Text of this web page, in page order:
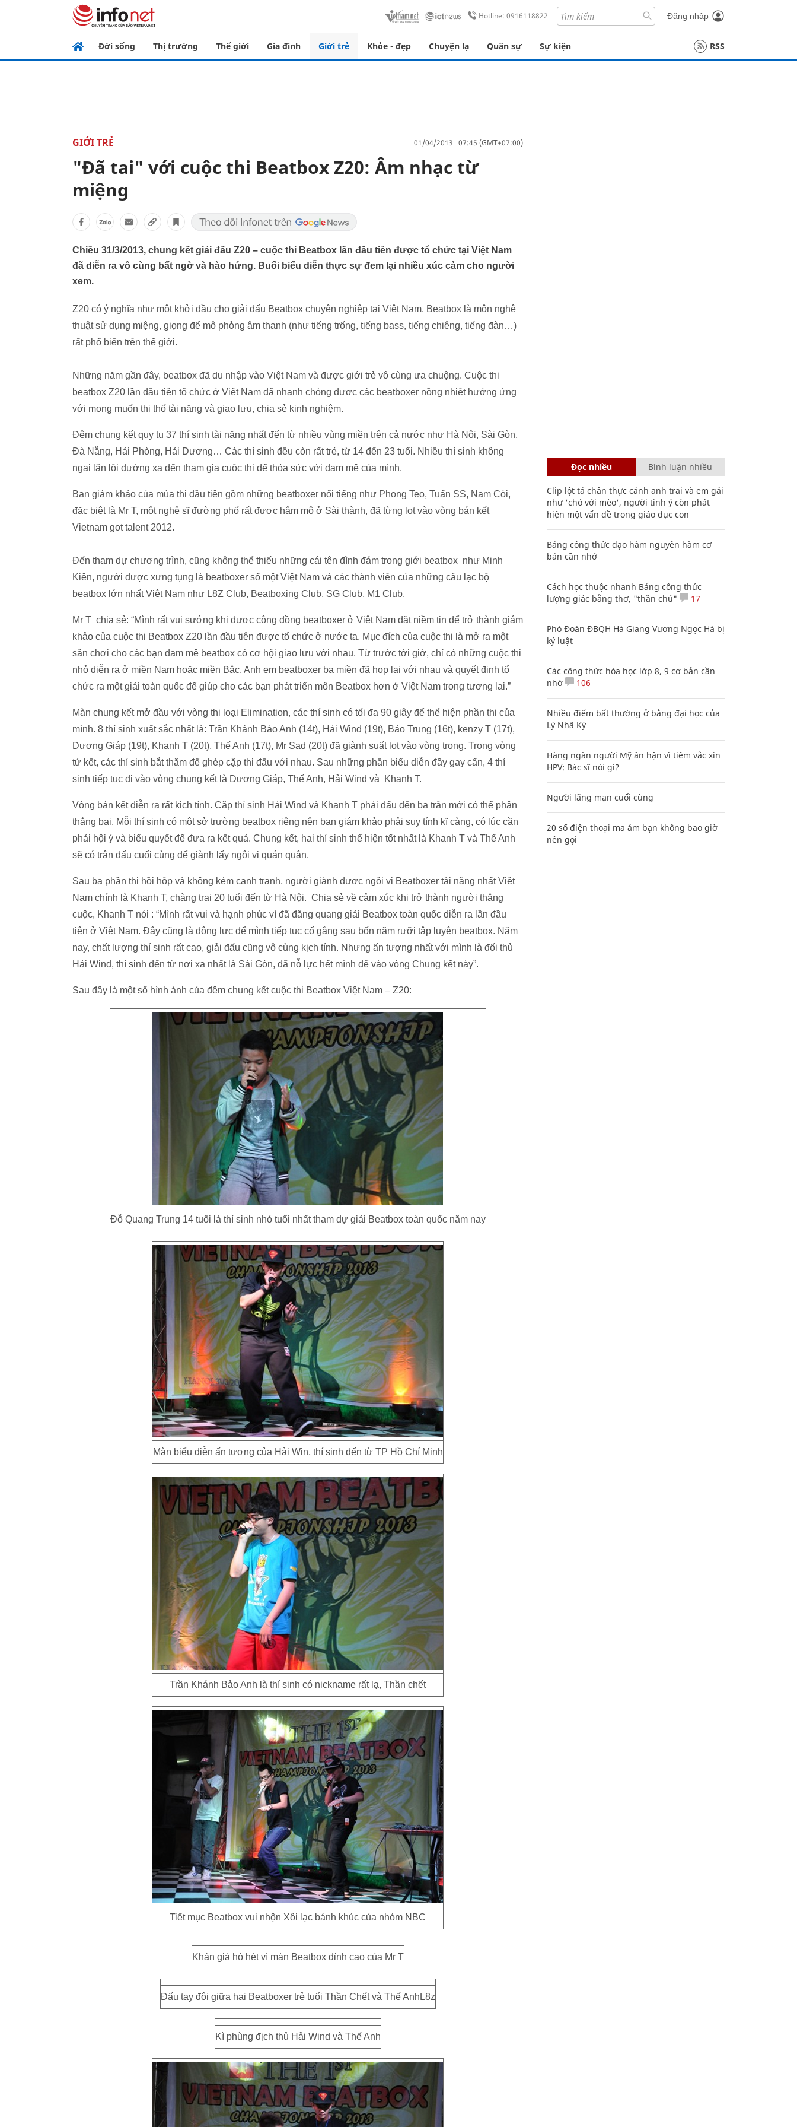
Hotline: 0916118822 Đăng nhập
Đời sống Thị trường Thế giới Gia đình Giới trẻ Khỏe - đẹp Chuyện lạ Quân sự Sự kiện RSS
GIỚI TRẺ 01/04/2013 07:45 (GMT+07:00)
"Đã tai" với cuộc thi Beatbox Z20: Âm nhạc từ
miệng
Chiều 31/3/2013, chung kết giải đấu Z20 – cuộc thi Beatbox lần đầu tiên được tổ chức tại Việt Nam
đã diễn ra vô cùng bất ngờ và hào hứng. Buổi biểu diễn thực sự đem lại nhiều xúc cảm cho người
xem.
Z20 có ý nghĩa như một khởi đầu cho giải đấu Beatbox chuyên nghiệp tại Việt Nam. Beatbox là môn nghệ
thuật sử dụng miệng, giọng để mô phỏng âm thanh (như tiếng trống, tiếng bass, tiếng chiêng, tiếng đàn…)
rất phổ biến trên thế giới.
Những năm gần đây, beatbox đã du nhập vào Việt Nam và được giới trẻ vô cùng ưa chuộng. Cuộc thi
beatbox Z20 lần đầu tiên tổ chức ở Việt Nam đã nhanh chóng được các beatboxer nồng nhiệt hưởng ứng
với mong muốn thi thố tài năng và giao lưu, chia sẻ kinh nghiệm.
Đêm chung kết quy tụ 37 thí sinh tài năng nhất đến từ nhiều vùng miền trên cả nước như Hà Nội, Sài Gòn,
Đà Nẵng, Hải Phòng, Hải Dương… Các thí sinh đều còn rất trẻ, từ 14 đến 23 tuổi. Nhiều thí sinh không
ngại lặn lội đường xa đến tham gia cuộc thi để thỏa sức với đam mê của mình.
Ban giám khảo của mùa thi đầu tiên gồm những beatboxer nổi tiếng như Phong Teo, Tuấn SS, Nam Còi,
đặc biệt là Mr T, một nghệ sĩ đường phố rất được hâm mộ ở Sài thành, đã từng lọt vào vòng bán kết
Vietnam got talent 2012.
Đến tham dự chương trình, cũng không thể thiếu những cái tên đình đám trong giới beatbox như Minh
Kiên, người được xưng tụng là beatboxer số một Việt Nam và các thành viên của những câu lạc bộ
beatbox lớn nhất Việt Nam như L8Z Club, Beatboxing Club, SG Club, M1 Club.
Mr T chia sẻ: “Mình rất vui sướng khi được cộng đồng beatboxer ở Việt Nam đặt niềm tin để trở thành giám
khảo của cuộc thi Beatbox Z20 lần đầu tiên được tổ chức ở nước ta. Mục đích của cuộc thi là mở ra một
sân chơi cho các bạn đam mê beatbox có cơ hội giao lưu với nhau. Từ trước tới giờ, chỉ có những cuộc thi
nhỏ diễn ra ở miền Nam hoặc miền Bắc. Anh em beatboxer ba miền đã họp lại với nhau và quyết định tổ
chức ra một giải toàn quốc để giúp cho các bạn phát triển môn Beatbox hơn ở Việt Nam trong tương lai.”
Màn chung kết mở đầu với vòng thi loại Elimination, các thí sinh có tối đa 90 giây để thể hiện phần thi của
mình. 8 thí sinh xuất sắc nhất là: Trần Khánh Bảo Anh (14t), Hải Wind (19t), Bảo Trung (16t), kenzy T (17t),
Dương Giáp (19t), Khanh T (20t), Thế Anh (17t), Mr Sad (20t) đã giành suất lọt vào vòng trong. Trong vòng
tứ kết, các thí sinh bắt thăm để ghép cặp thi đấu với nhau. Sau những phần biểu diễn đầy gay cấn, 4 thí
sinh tiếp tục đi vào vòng chung kết là Dương Giáp, Thế Anh, Hải Wind và Khanh T.
Vòng bán kết diễn ra rất kịch tính. Cặp thí sinh Hải Wind và Khanh T phải đấu đến ba trận mới có thể phân
thắng bại. Mỗi thí sinh có một sở trường beatbox riêng nên ban giám khảo phải suy tính kĩ càng, có lúc cần
phải hội ý và biểu quyết để đưa ra kết quả. Chung kết, hai thí sinh thể hiện tốt nhất là Khanh T và Thế Anh
sẽ có trận đấu cuối cùng để giành lấy ngôi vị quán quân.
Sau ba phần thi hồi hộp và không kém cạnh tranh, người giành được ngôi vị Beatboxer tài năng nhất Việt
Nam chính là Khanh T, chàng trai 20 tuổi đến từ Hà Nội. Chia sẻ về cảm xúc khi trở thành người thắng
cuộc, Khanh T nói : “Mình rất vui và hạnh phúc vì đã đăng quang giải Beatbox toàn quốc diễn ra lần đầu
tiên ở Việt Nam. Đây cũng là động lực để mình tiếp tục cố gắng sau bốn năm rưỡi tập luyện beatbox. Năm
nay, chất lượng thí sinh rất cao, giải đấu cũng vô cùng kịch tính. Nhưng ấn tượng nhất với mình là đối thủ
Hải Wind, thí sinh đến từ nơi xa nhất là Sài Gòn, đã nỗ lực hết mình để vào vòng Chung kết này”.
Sau đây là một số hình ảnh của đêm chung kết cuộc thi Beatbox Việt Nam – Z20:
Đỗ Quang Trung 14 tuổi là thí sinh nhỏ tuổi nhất tham dự giải Beatbox toàn quốc năm nay
Màn biểu diễn ấn tượng của Hải Win, thí sinh đến từ TP Hồ Chí Minh
Trần Khánh Bảo Anh là thí sinh có nickname rất lạ, Thần chết
Tiết mục Beatbox vui nhộn Xôi lạc bánh khúc của nhóm NBC
Khán giả hò hét vì màn Beatbox đỉnh cao của Mr T
Đấu tay đôi giữa hai Beatboxer trẻ tuổi Thần Chết và Thế AnhL8z
Kì phùng địch thủ Hải Wind và Thế Anh
Đọc nhiều Bình luận nhiều
Clip lột tả chân thực cảnh anh trai và em gái
như 'chó với mèo', người tinh ý còn phát
hiện một vấn đề trong giáo dục con
Bảng công thức đạo hàm nguyên hàm cơ
bản cần nhớ
Cách học thuộc nhanh Bảng công thức
lượng giác bằng thơ, "thần chú"
17
Phó Đoàn ĐBQH Hà Giang Vương Ngọc Hà bị
kỷ luật
Các công thức hóa học lớp 8, 9 cơ bản cần
nhớ
106
Nhiều điểm bất thường ở bằng đại học của
Lý Nhã Kỳ
Hàng ngàn người Mỹ ân hận vì tiêm vắc xin
HPV: Bác sĩ nói gì?
Người lãng mạn cuối cùng
20 số điện thoại ma ám bạn không bao giờ
nên gọi